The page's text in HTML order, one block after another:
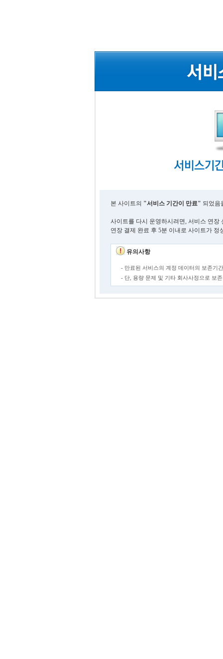
본 사이트의 "서비스 기간이 만료" 되었음
사이트를 다시 운영하시려면, 서비스 연장
연장 결제 완료 후 5분 이내로 사이트가 정
유의사항
- 만료된 서비스의 계정 데이터의 보존기
- 단, 용량 문제 및 기타 회사사정으로 보